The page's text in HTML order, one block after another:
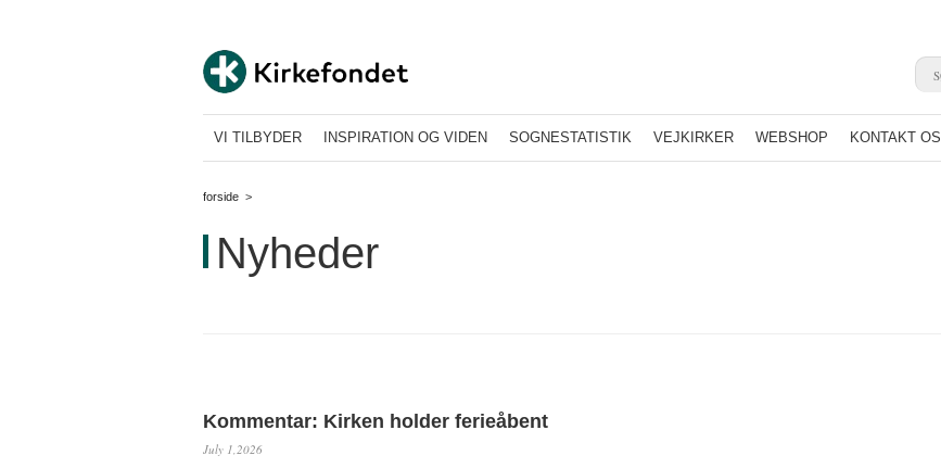
VI TILBYDER INSPIRATION OG VIDEN SOGNESTATISTIK VEJKIRKER WEBSHOP KONTAKT OS
forside >
Nyheder
Kommentar: Kirken holder ferieåbent
July 1,2026